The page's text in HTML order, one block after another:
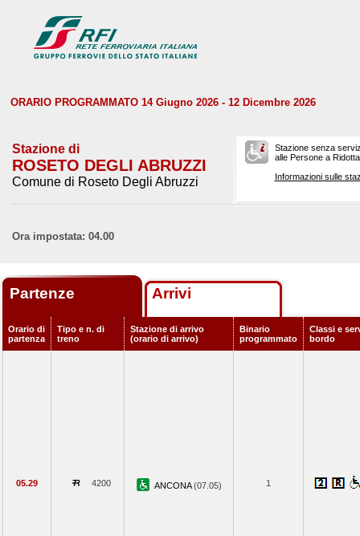
ORARIO PROGRAMMATO 14 Giugno 2026 - 12 Dicembre 2026
Stazione di
ROSETO DEGLI ABRUZZI
Comune di Roseto Degli Abruzzi
Stazione senza
alle Persone a
Informazioni sulle
Ora impostata: 04.00
Partenze Arrivi
Orario di
partenza
Tipo e n. di
treno
Stazione di arrivo
(orario di arrivo)
Binario
programmato
Classi e
bordo
05.29 4200 ANCONA(07.05) 1